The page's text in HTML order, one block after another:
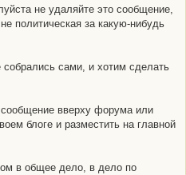
не удаляйте это сообщение,
политическая за какую-нибудь
сами, и хотим сделать
сообщение вверху форума или
блоге и разместить на главной
в общее дело, в дело по